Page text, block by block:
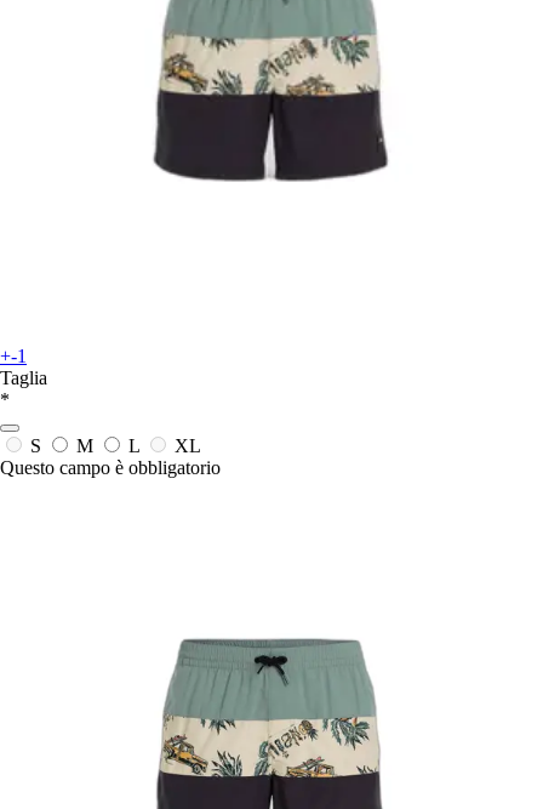
+-1
Taglia
*
S M L
XL
Questo campo è obbligatorio